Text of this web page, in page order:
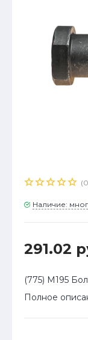
Наличие:
291.02
(775) М195
Полное